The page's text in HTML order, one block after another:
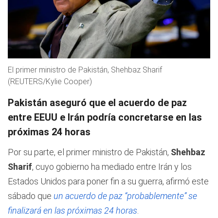
El primer ministro de Pakistán, Shehbaz Sharif
(REUTERS/Kylie Cooper)
Pakistán aseguró que el acuerdo de paz
entre EEUU e Irán podría concretarse en las
próximas 24 horas
Por su parte, el primer ministro de Pakistán, Shehbaz
Sharif, cuyo gobierno ha mediado entre Irán y los
Estados Unidos para poner fin a su guerra, afirmó este
sábado que un acuerdo de paz “probablemente” se
finalizará en las próximas 24 horas.